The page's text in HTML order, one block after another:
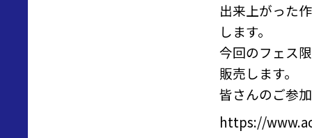
出来上がった
します。
今回のフェス
販売します。
皆さんのご参
https://